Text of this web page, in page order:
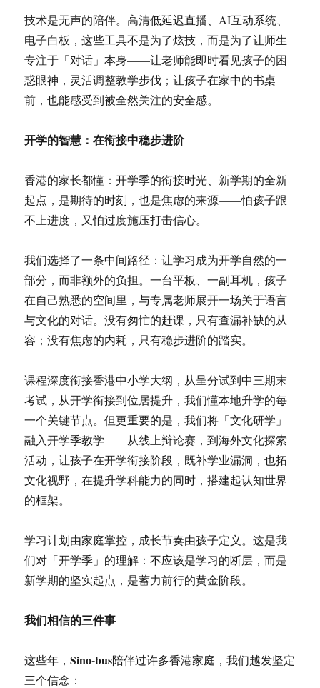
技术是无声的陪伴。高清低延迟直播、AI互动系统、
电子白板，这些工具不是为了炫技，而是为了让师生
专注于「对话」本身——让老师能即时看见孩子的困
惑眼神，灵活调整教学步伐；让孩子在家中的书桌
前，也能感受到被全然关注的安全感。
开学的智慧：在衔接中稳步进阶
香港的家长都懂：开学季的衔接时光、新学期的全新
起点，是期待的时刻，也是焦虑的来源——怕孩子跟
不上进度，又怕过度施压打击信心。
我们选择了一条中间路径：让学习成为开学自然的一
部分，而非额外的负担。一台平板、一副耳机，孩子
在自己熟悉的空间里，与专属老师展开一场关于语言
与文化的对话。没有匆忙的赶课，只有查漏补缺的从
容；没有焦虑的内耗，只有稳步进阶的踏实。
课程深度衔接香港中小学大纲，从呈分试到中三期末
考试，从开学衔接到位居提升，我们懂本地升学的每
一个关键节点。但更重要的是，我们将「文化研学」
融入开学季教学——从线上辩论赛，到海外文化探索
活动，让孩子在开学衔接阶段，既补学业漏洞，也拓
文化视野，在提升学科能力的同时，搭建起认知世界
的框架。
学习计划由家庭掌控，成长节奏由孩子定义。这是我
们对「开学季」的理解：不应该是学习的断层，而是
新学期的坚实起点，是蓄力前行的黄金阶段。
我们相信的三件事
这些年，Sino-bus陪伴过许多香港家庭，我们越发坚定
三个信念：